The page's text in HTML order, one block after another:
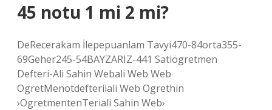
45 notu 1 mi 2 mi?
DeRecerakam İlepepuanlam Tavyi470-84orta355-
69Geher245-54BAYZARIZ-441 Satiögretmen
Defteri-Ali Sahin Webali Web Web
OgretMenotdefteriiali Web Ogrethin
›OgretmentenTeriali Sahin Web›